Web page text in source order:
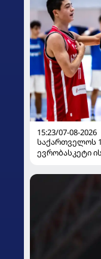
15:23/07-08-2026
საქართველოს
ევრობასკეტი